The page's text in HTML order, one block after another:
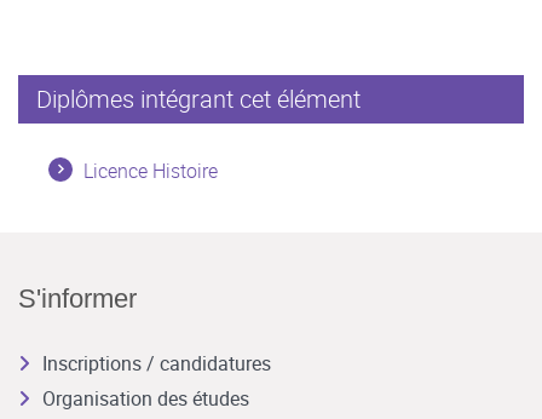
Diplômes intégrant cet élément
Licence Histoire
S'informer
Inscriptions / candidatures
Organisation des études